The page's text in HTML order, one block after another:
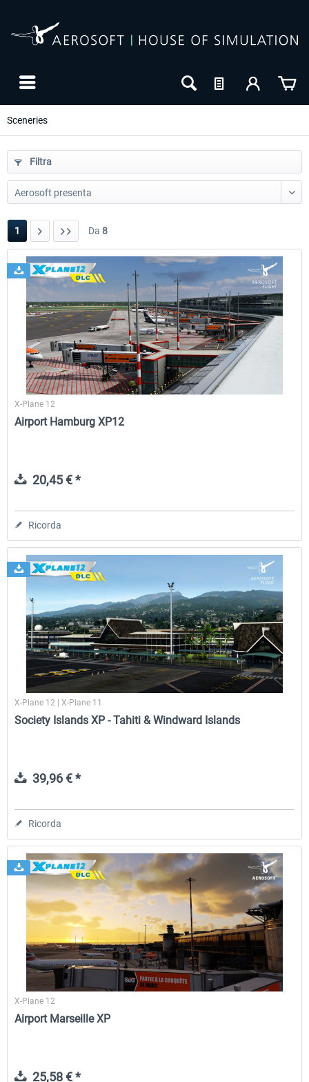
Sceneries
Airport Berlin Brandenburg V2 XP
30,71 € *
Airport Zurich V2.0 XP
Filtra
1 Da 8
X-Plane 12
Airport Hamburg XP12
20,45 € *
Ricorda
X-Plane 12 | X-Plane 11
Society Islands XP - Tahiti & Windward Islands
39,96 € *
Ricorda
X-Plane 12
Airport Marseille XP
25,58 € *